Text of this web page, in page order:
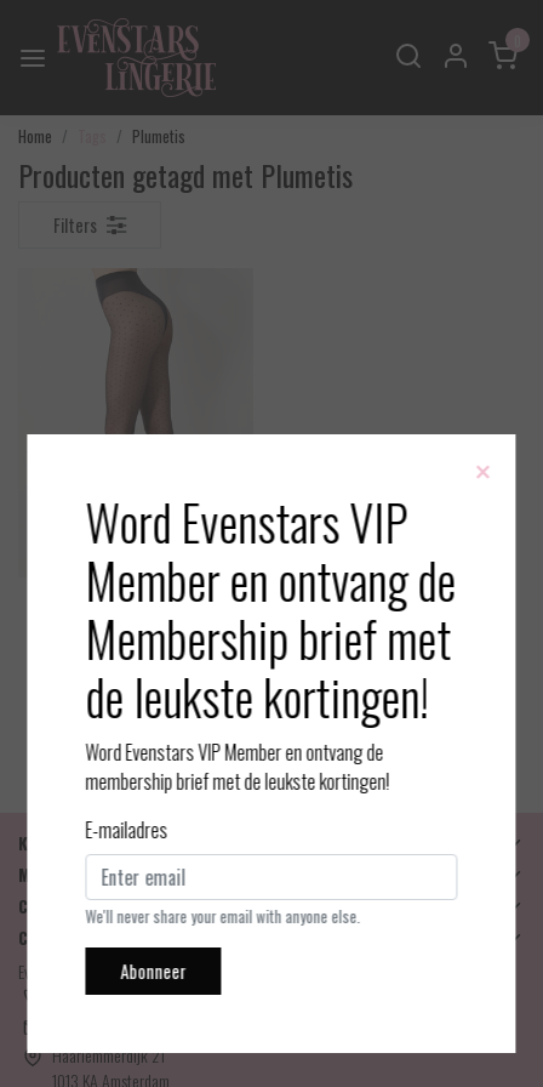
Home Plumetis
Producten getagd met Plumetis
Filters
Plumetis - Sierpanty - Zwart
- 30 denier
EUR 19,95
Bekijken
Klantenservice
Mijn account
Categorieën
Contactgegevens
Evenstars Lingerie
06-25536043
Haarlemmerdijk 21
1013 KA Amsterdam
×
Word Evenstars VIP
Member en ontvang de
Membership brief met
de leukste kortingen!
Word Evenstars VIP Member en ontvang de
membership brief met de leukste kortingen!
E-mailadres
We'll never share your email with anyone else.
Abonneer